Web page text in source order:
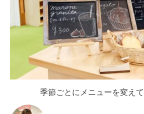
季節ごとにメニューを変えて